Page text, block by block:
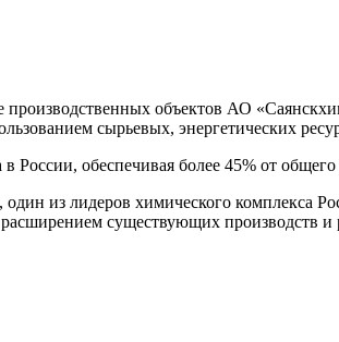
производственных объектов АО
сырьевых, энергетических
обеспечивая более 45% от
из лидеров химического комплекса
существующих производств и